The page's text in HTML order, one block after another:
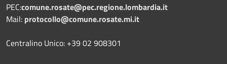
PEC:comune.rosate@pec.regione.lombardia.it
Mail: protocollo@comune.rosate.mi.it
Centralino Unico: +39 02 908301